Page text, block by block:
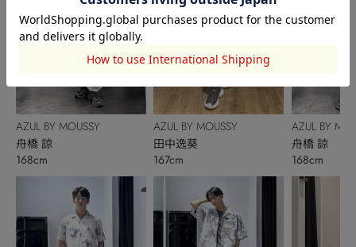
AZUL BY MOUSSY
舟橋 諒
168cm
AZUL BY MOUSSY
田中逸葵
167cm
AZUL BY
舟橋 諒
168cm